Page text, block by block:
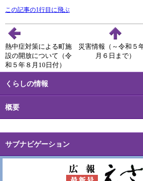
この記事の1行目に飛ぶ
熱中症対策による町施
設の開放について（令
和５年８月10日付）
災害情報（～令和５
月６日まで）
くらしの情報
概要
サブナビゲーション